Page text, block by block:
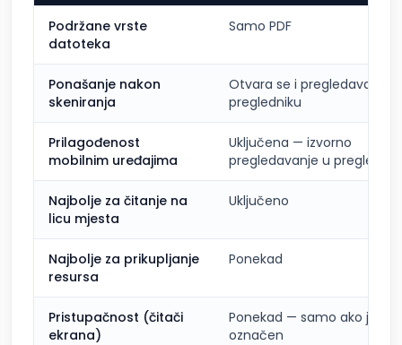
Podržane vrste
datoteka
Samo PDF
Ponašanje nakon
skeniranja
Otvara se i pregledava u
pregledniku
Prilagođenost
mobilnim uređajima
Uključena — izvorno
pregledavanje u
Najbolje za čitanje na
licu mjesta
Uključeno
Najbolje za prikupljanje
resursa
Ponekad
Pristupačnost (čitači
ekrana)
Ponekad — samo ako je PDF
označen